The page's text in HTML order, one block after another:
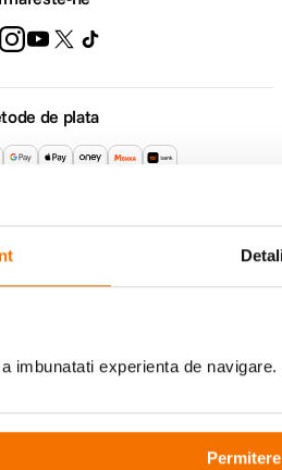
imbunatati experienta de
de plata